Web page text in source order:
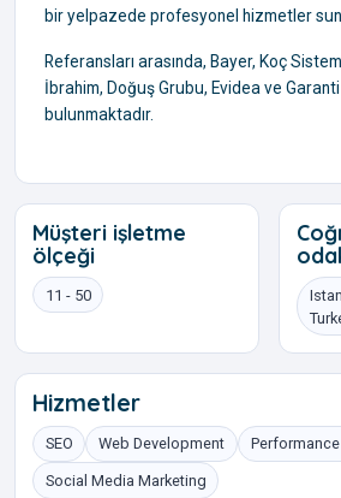
bir yelpazede profesyonel hizmetler
Referansları arasında, Bayer, Koç
İbrahim, Doğuş Grubu, Evidea ve Garanti
bulunmaktadır.
Müşteri işletme
ölçeği
11 - 50
Hizmetler
SEO Web Development
Social Media Marketing